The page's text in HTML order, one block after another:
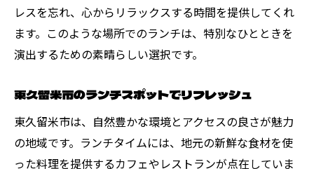
レスを忘れ、心からリラックスする時間を提供してくれ
ます。このような場所でのランチは、特別なひとときを
演出するための素晴らしい選択です。
東久留米市のランチスポットでリフレッシュ
東久留米市は、自然豊かな環境とアクセスの良さが魅力
の地域です。ランチタイムには、地元の新鮮な食材を使
った料理を提供するカフェやレストランが点在していま